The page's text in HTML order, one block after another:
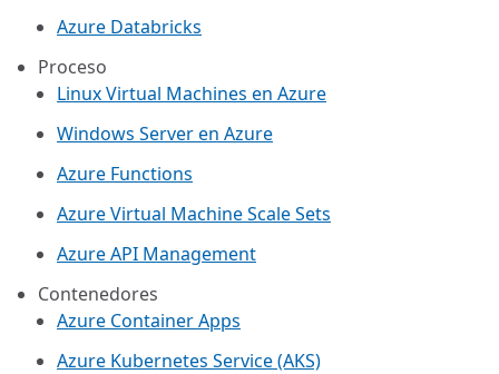
Azure Databricks
Proceso
Linux Virtual Machines en Azure
Windows Server en Azure
Azure Functions
Azure Virtual Machine Scale Sets
Azure API Management
Contenedores
Azure Container Apps
Azure Kubernetes Service (AKS)